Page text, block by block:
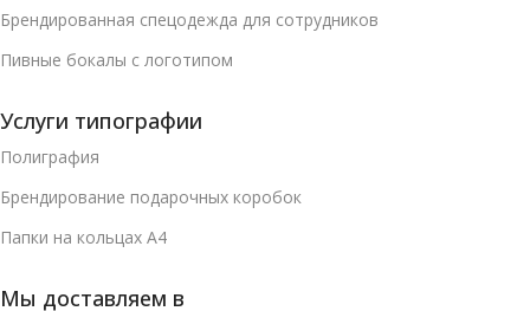
Брендированная спецодежда для сотрудников
Пивные бокалы с логотипом
Услуги типографии
Полиграфия
Брендирование подарочных коробок
Папки на кольцах А4
Мы доставляем в